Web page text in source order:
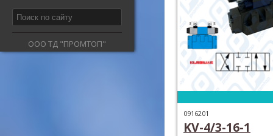
ООО ТД "ПРОМТОП"
0916201
KV-4/3-16-1